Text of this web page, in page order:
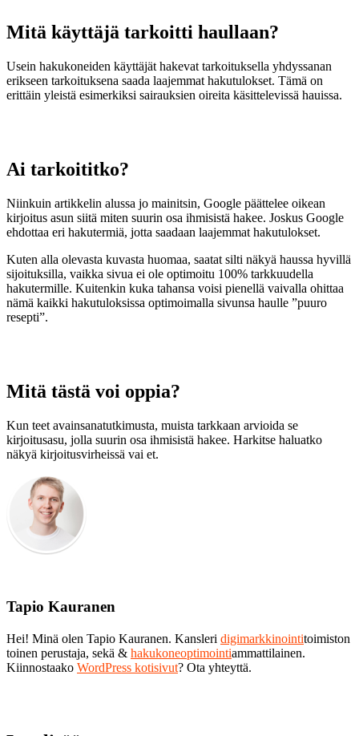
Mitä käyttäjä tarkoitti haullaan?
Usein hakukoneiden käyttäjät hakevat tarkoituksella yhdyssanan
erikseen tarkoituksena saada laajemmat hakutulokset. Tämä on
erittäin yleistä esimerkiksi sairauksien oireita käsittelevissä hauissa.
Ai tarkoititko?
Niinkuin artikkelin alussa jo mainitsin, Google päättelee oikean
kirjoitus asun siitä miten suurin osa ihmisistä hakee. Joskus Google
ehdottaa eri hakutermiä, jotta saadaan laajemmat hakutulokset.
Kuten alla olevasta kuvasta huomaa, saatat silti näkyä haussa hyvillä
sijoituksilla, vaikka sivua ei ole optimoitu 100% tarkkuudella
hakutermille. Kuitenkin kuka tahansa voisi pienellä vaivalla ohittaa
nämä kaikki hakutuloksissa optimoimalla sivunsa haulle ”puuro
resepti”.
Mitä tästä voi oppia?
Kun teet avainsanatutkimusta, muista tarkkaan arvioida se
kirjoitusasu, jolla suurin osa ihmisistä hakee. Harkitse haluatko
näkyä kirjoitusvirheissä vai et.
Tapio Kauranen
Hei! Minä olen Tapio Kauranen. Kansleri digimarkkinointitoimiston
toinen perustaja, sekä & hakukoneoptimointiammattilainen.
Kiinnostaako WordPress kotisivut? Ota yhteyttä.